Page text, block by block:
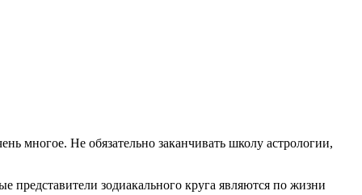
многое. Не обязательно заканчивать школу астрологии,
представители зодиакального круга являются по жизни